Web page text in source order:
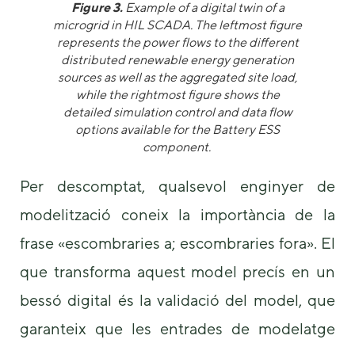
Figure 3.Example of a digital twin of a
microgrid in HIL SCADA. The leftmost figure
represents the power flows to the different
distributed renewable energy generation
sources as well as the aggregated site load,
while the rightmost figure shows the
detailed simulation control and data flow
options available for the Battery ESS
component.
Per descomptat, qualsevol enginyer de
modelització coneix la importància de la
frase «escombraries a; escombraries fora». El
que transforma aquest model precís en un
bessó digital és la validació del model, que
garanteix que les entrades de modelatge